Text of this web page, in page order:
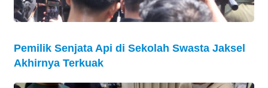
Pemilik Senjata Api di Sekolah Swasta Jaksel
Akhirnya Terkuak